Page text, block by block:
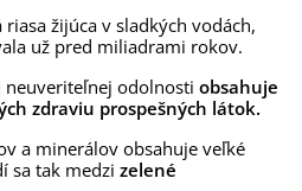
žijúca v sladkých vodách,
už pred miliadrami rokov.
neuveriteľnej odolnosti obsahuje
zdraviu prospešných látok.
a minerálov obsahuje veľké
sa tak medzi zelené